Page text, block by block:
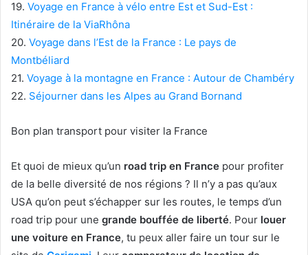
19. Voyage en France à vélo entre Est et Sud-Est :
Itinéraire de la ViaRhôna
20. Voyage dans l’Est de la France : Le pays de
Montbéliard
21. Voyage à la montagne en France : Autour de Chambéry
22. Séjourner dans les Alpes au Grand Bornand
Bon plan transport pour visiter la France
Et quoi de mieux qu’un road trip en France pour profiter
de la belle diversité de nos régions ? Il n’y a pas qu’aux
USA qu’on peut s’échapper sur les routes, le temps d’un
road trip pour une grande bouffée de liberté. Pour louer
une voiture en France, tu peux aller faire un tour sur le